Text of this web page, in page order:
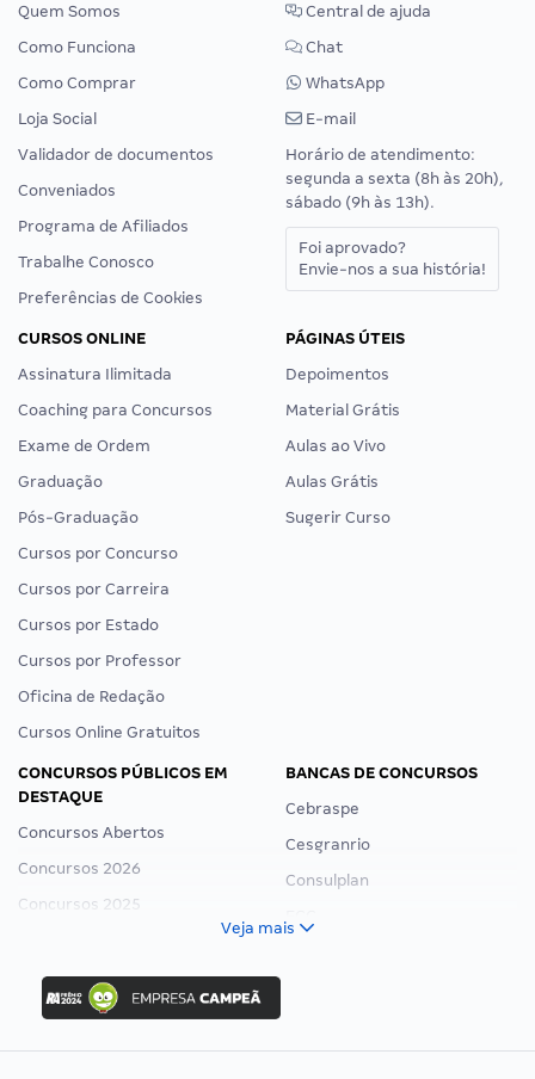
Quem Somos
Como Funciona
Como Comprar
Loja Social
Validador de documentos
Conveniados
Programa de Afiliados
Trabalhe Conosco
Preferências de Cookies
Central de ajuda
Chat
WhatsApp
E-mail
Horário de atendimento:
segunda a sexta (8h às 20h),
sábado (9h às 13h).
Foi aprovado?
Envie-nos a sua história!
CURSOS ONLINE
Assinatura Ilimitada
Coaching para Concursos
Exame de Ordem
Graduação
Pós-Graduação
Cursos por Concurso
Cursos por Carreira
Cursos por Estado
Cursos por Professor
Oficina de Redação
Cursos Online Gratuitos
PÁGINAS ÚTEIS
Depoimentos
Material Grátis
Aulas ao Vivo
Aulas Grátis
Sugerir Curso
CONCURSOS PÚBLICOS EM
DESTAQUE
Concursos Abertos
Concursos 2026
Concursos 2025
Concurso Ibama
Concurso MPU
Editais publicados
BANCAS DE CONCURSOS
Cebraspe
Cesgranrio
Consulplan
Veja mais